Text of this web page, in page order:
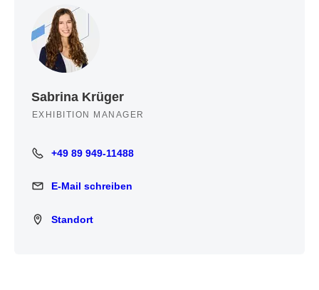
Sabrina Krüger
EXHIBITION MANAGER
+49 89 949-11488
+49 89 949-11488
E-Mail schreiben
E-Mail schreiben
Standort
Standort